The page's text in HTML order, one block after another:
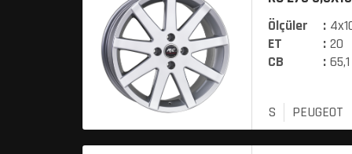
Ölçüler :
ET
: 20
CB
: 65,1
S PEUGEOT